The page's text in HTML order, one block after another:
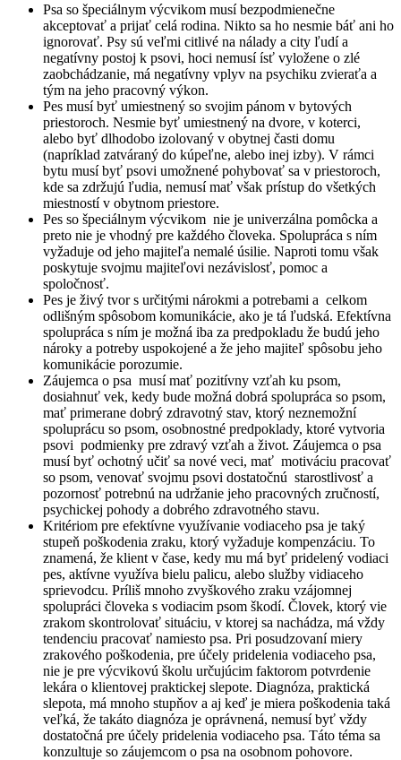
Psa so špeciálnym výcvikom musí bezpodmienečne
akceptovať a prijať celá rodina. Nikto sa ho nesmie báť ani ho
ignorovať. Psy sú veľmi citlivé na nálady a city ľudí a
negatívny postoj k psovi, hoci nemusí ísť vyložene o zlé
zaobchádzanie, má negatívny vplyv na psychiku zvieraťa a
tým na jeho pracovný výkon.
Pes musí byť umiestnený so svojim pánom v bytových
priestoroch. Nesmie byť umiestnený na dvore, v koterci,
alebo byť dlhodobo izolovaný v obytnej časti domu
(napríklad zatváraný do kúpeľne, alebo inej izby). V rámci
bytu musí byť psovi umožnené pohybovať sa v priestoroch,
kde sa zdržujú ľudia, nemusí mať však prístup do všetkých
miestností v obytnom priestore.
Pes so špeciálnym výcvikom nie je univerzálna pomôcka a
preto nie je vhodný pre každého človeka. Spolupráca s ním
vyžaduje od jeho majiteľa nemalé úsilie. Naproti tomu však
poskytuje svojmu majiteľovi nezávislosť, pomoc a
spoločnosť.
Pes je živý tvor s určitými nárokmi a potrebami a celkom
odlišným spôsobom komunikácie, ako je tá ľudská. Efektívna
spolupráca s ním je možná iba za predpokladu že budú jeho
nároky a potreby uspokojené a že jeho majiteľ spôsobu jeho
komunikácie porozumie.
Záujemca o psa musí mať pozitívny vzťah ku psom,
dosiahnuť vek, kedy bude možná dobrá spolupráca so psom,
mať primerane dobrý zdravotný stav, ktorý neznemožní
spoluprácu so psom, osobnostné predpoklady, ktoré vytvoria
psovi podmienky pre zdravý vzťah a život. Záujemca o psa
musí byť ochotný učiť sa nové veci, mať motiváciu pracovať
so psom, venovať svojmu psovi dostatočnú starostlivosť a
pozornosť potrebnú na udržanie jeho pracovných zručností,
psychickej pohody a dobrého zdravotného stavu.
Kritériom pre efektívne využívanie vodiaceho psa je taký
stupeň poškodenia zraku, ktorý vyžaduje kompenzáciu. To
znamená, že klient v čase, kedy mu má byť pridelený vodiaci
pes, aktívne využíva bielu palicu, alebo služby vidiaceho
sprievodcu. Príliš mnoho zvyškového zraku vzájomnej
spolupráci človeka s vodiacim psom škodí. Človek, ktorý vie
zrakom skontrolovať situáciu, v ktorej sa nachádza, má vždy
tendenciu pracovať namiesto psa. Pri posudzovaní miery
zrakového poškodenia, pre účely pridelenia vodiaceho psa,
nie je pre výcvikovú školu určujúcim faktorom potvrdenie
lekára o klientovej praktickej slepote. Diagnóza, praktická
slepota, má mnoho stupňov a aj keď je miera poškodenia taká
veľká, že takáto diagnóza je oprávnená, nemusí byť vždy
dostatočná pre účely pridelenia vodiaceho psa. Táto téma sa
konzultuje so záujemcom o psa na osobnom pohovore.